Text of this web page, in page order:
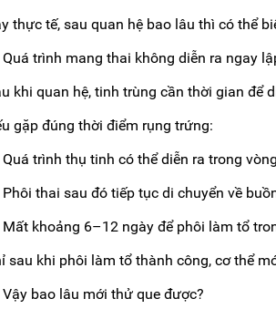
thực tế, sau quan hệ bao lâu thì có thể
Quá trình mang thai không diễn ra ngay
khi quan hệ, tinh trùng cần thời gian để
gặp đúng thời điểm rụng trứng:
Quá trình thụ tinh có thể diễn ra trong
Phôi thai sau đó tiếp tục di chuyển về
Mất khoảng 6–12 ngày để phôi làm tổ
sau khi phôi làm tổ thành công, cơ thể
Vậy bao lâu mới thử que được?